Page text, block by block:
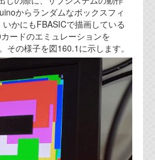
からランダムなボックスフィ
かにもFBASICで描画している
ードのエミュレーションを
その様子を図160.1に示します。